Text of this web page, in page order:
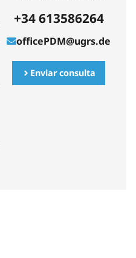
+34 613586264
officePDM@ugrs.de
Enviar consulta